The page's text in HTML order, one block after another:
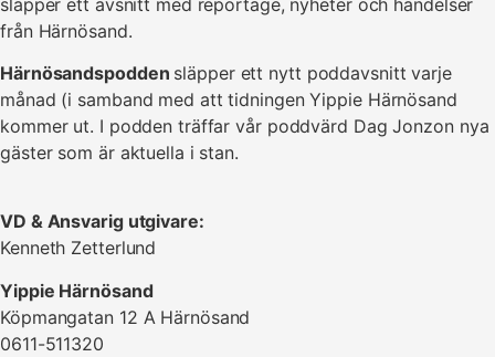
från Härnösand.
Härnösandspodden släpper ett nytt poddavsnitt varje
månad (i samband med att tidningen Yippie Härnösand
kommer ut. I podden träffar vår poddvärd Dag Jonzon nya
gäster som är aktuella i stan.
VD & Ansvarig utgivare:
Kenneth Zetterlund
Yippie Härnösand
Köpmangatan 12 A Härnösand
0611-511320